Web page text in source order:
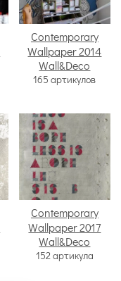
Contemporary
Wallpaper 2014
Wall&Deco
165 артикулов
Contemporary
Wallpaper 2017
Wall&Deco
152 артикула